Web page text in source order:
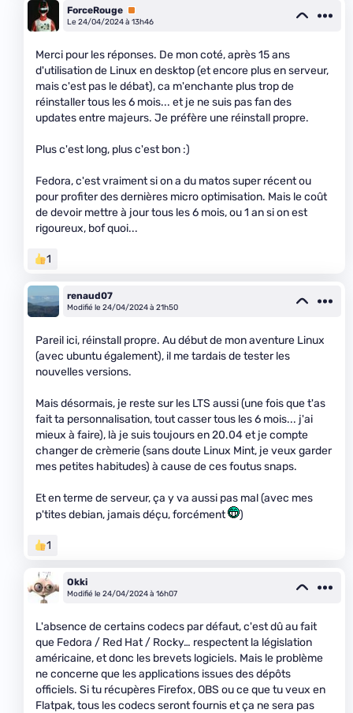
ForceRouge Premium
Le 24/04/2024 à 13h46
Merci pour les réponses. De mon coté, après 15 ans
d'utilisation de Linux en desktop (et encore plus en serveur,
mais c'est pas le débat), ca m'enchante plus trop de
réinstaller tous les 6 mois... et je ne suis pas fan des
updates entre majeurs. Je préfère une réinstall propre.
Plus c'est long, plus c'est bon :)
Fedora, c'est vraiment si on a du matos super récent ou
pour profiter des dernières micro optimisation. Mais le coût
de devoir mettre à jour tous les 6 mois, ou 1 an si on est
rigoureux, bof quoi...
1
renaud07
Modifié le 24/04/2024 à 21h50
Pareil ici, réinstall propre. Au début de mon aventure Linux
(avec ubuntu également), il me tardais de tester les
nouvelles versions.
Mais désormais, je reste sur les LTS aussi (une fois que t'as
fait ta personnalisation, tout casser tous les 6 mois... j'ai
mieux à faire), là je suis toujours en 20.04 et je compte
changer de crèmerie (sans doute Linux Mint, je veux garder
mes petites habitudes) à cause de ces foutus snaps.
Et en terme de serveur, ça y va aussi pas mal (avec mes
p'tites debian, jamais déçu, forcément
)
1
Okki
Modifié le 24/04/2024 à 16h07
L'absence de certains codecs par défaut, c'est dû au fait
que Fedora / Red Hat / Rocky… respectent la législation
américaine, et donc les brevets logiciels. Mais le problème
ne concerne que les applications issues des dépôts
officiels. Si tu récupères Firefox, OBS ou ce que tu veux en
Flatpak, tous les codecs seront fournis et ça ne sera pas